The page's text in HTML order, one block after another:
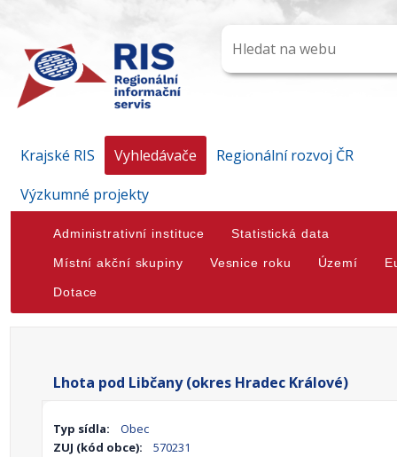
Krajské RIS Vyhledávače
Regionální rozvoj ČR
Výzkumné projekty
Administrativní instituce Statistická data
Místní akční skupiny Vesnice roku Území
Dotace
Lhota pod Libčany (okres Hradec Králové)
Typ sídla:
Obec
ZUJ (kód obce):
570231